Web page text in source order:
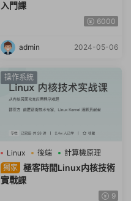
入門課
6000
admin 2024-05-06
操作系統
Linux 後端
計算機原理
獨家 極客時間Linux内核技術
實戰課
9